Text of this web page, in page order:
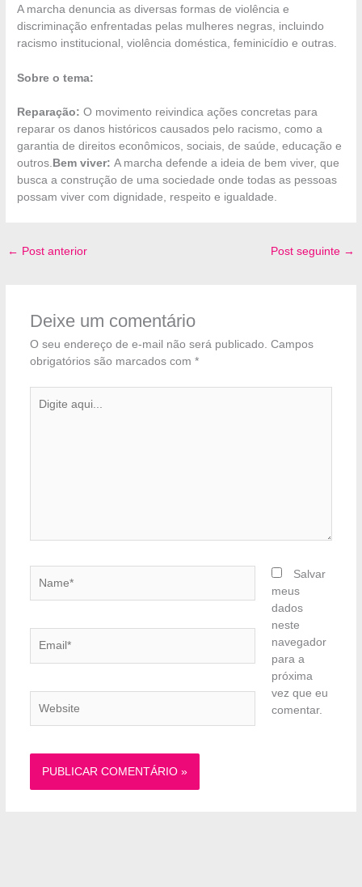
A marcha denuncia as diversas formas de violência e
discriminação enfrentadas pelas mulheres negras, incluindo
racismo institucional, violência doméstica, feminicídio e outras.
Sobre o tema:
Reparação: O movimento reivindica ações concretas para
reparar os danos históricos causados pelo racismo, como a
garantia de direitos econômicos, sociais, de saúde, educação e
outros. Bem viver:A marcha defende a ideia de bem viver, que
busca a construção de uma sociedade onde todas as pessoas
possam viver com dignidade, respeito e igualdade.
← Post anterior Post seguinte →
Deixe um comentário
O seu endereço de e-mail não será publicado. Campos
obrigatórios são marcados com *
aqui...
Salvar
meus
dados
neste
navegador
para a
próxima
vez que eu
comentar.